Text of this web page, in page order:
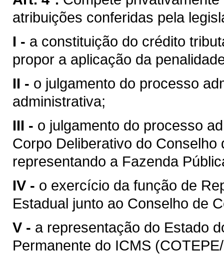
atribuições conferidas pela
I - a constituição do crédito
propor a aplicação da
II - o julgamento do processo
administrativa;
III - o julgamento do processo
Corpo Deliberativo do
representando a Fazenda
IV - o exercício da função de
Estadual junto ao Conselho de
V - a representação do Estado
Permanente do ICMS